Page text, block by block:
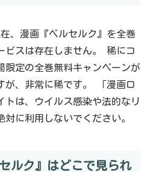
、漫画『ベルセルク』を全巻
ビスは存在しません。 稀にコ
限定の全巻無料キャンペーンが
が、非常に稀です。 「漫画ロ
トは、ウイルス感染や法的なリ
に利用しないでください。
ルク』はどこで見られ